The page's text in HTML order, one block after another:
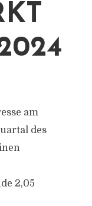
am
des
2,05